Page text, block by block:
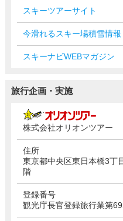
スキーツアーサイト
今滑れるスキー場積雪情報
スキーナビWEBマガジン
旅行企画・実施
株式会社オリオンツアー
住所
東京都中央区東日本橋3丁
階
登録番号
観光庁長官登録旅行業第